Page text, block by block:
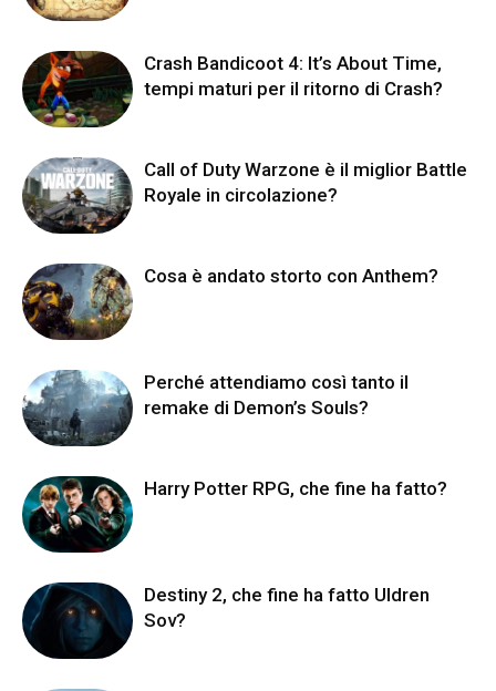
Crash Bandicoot 4: It’s About Time,
tempi maturi per il ritorno di Crash?
Call of Duty Warzone è il miglior Battle
Royale in circolazione?
Cosa è andato storto con Anthem?
Perché attendiamo così tanto il
remake di Demon’s Souls?
Harry Potter RPG, che fine ha fatto?
Destiny 2, che fine ha fatto Uldren
Sov?